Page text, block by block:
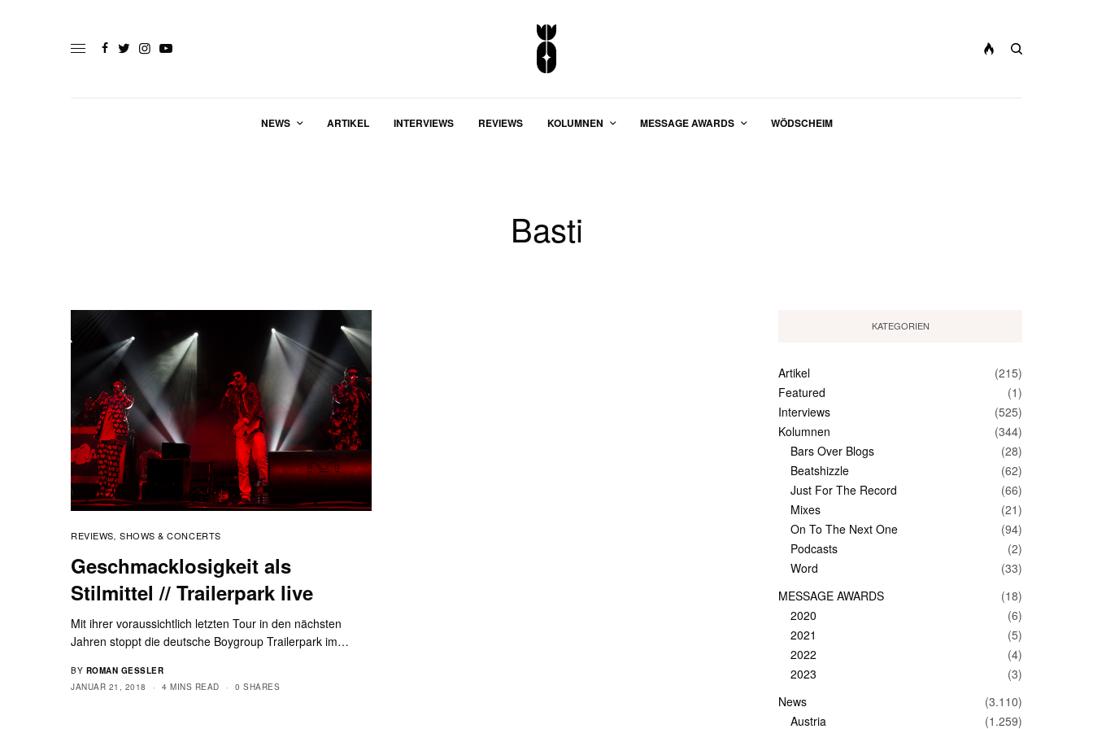
NEWS ARTIKEL INTERVIEWS REVIEWS KOLUMNEN MESSAGE AWARDS WÖDSCHEIM
Basti
REVIEWS, SHOWS & CONCERTS
Geschmacklosigkeit als
Stilmittel // Trailerpark live
Mit ihrer voraussichtlich letzten Tour in den nächsten
Jahren stoppt die deutsche Boygroup Trailerpark im…
BY ROMAN GESSLER
JANUAR 21, 2018
4 MINS READ 0 SHARES
KATEGORIEN
Artikel
(215)
Featured
(1)
Interviews
(525)
Kolumnen
(344)
Bars Over Blogs
(28)
Beatshizzle
(62)
Just For The Record
(66)
Mixes
(21)
On To The Next One
(94)
Podcasts
(2)
Word
(33)
MESSAGE AWARDS
(18)
2020
(6)
2021
(5)
2022
(4)
2023
(3)
News
(3.110)
Austria
(1.259)